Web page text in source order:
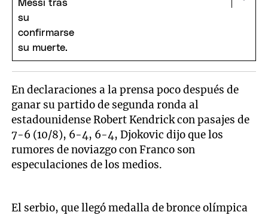
En declaraciones a la prensa poco después de
ganar su partido de segunda ronda al
estadounidense Robert Kendrick con pasajes de
7-6 (10/8), 6-4, 6-4, Djokovic dijo que los
rumores de noviazgo con Franco son
especulaciones de los medios.
El serbio, que llegó medalla de bronce olímpica